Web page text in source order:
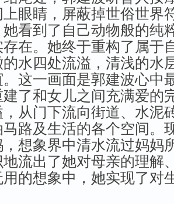
眼睛，屏蔽掉世俗世界
看到了自己动物般的纯
在。她终于重构了属于
水四处流溢，清浅的水
这一画面是郭建波心中
了和女儿之间充满爱的
从门下流向街道、水泥
路及生活的各个空间。
想象界中清水流过妈妈
流出了她对母亲的理解
的想象中，她实现了对